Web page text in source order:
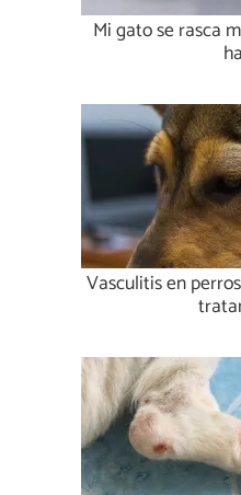
Mi gato se rasca
Vasculitis en